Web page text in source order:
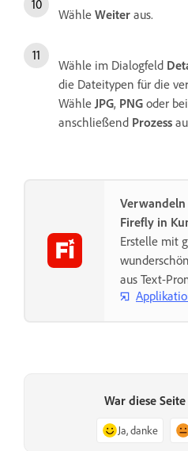
Wähle Weiter aus.
Wähle im Dialogfeld
die Dateitypen für die
Wähle JPG, PNG oder
anschließend Prozess
Firefly in
Erstelle mit
aus Text-
War diese
Ja, danke